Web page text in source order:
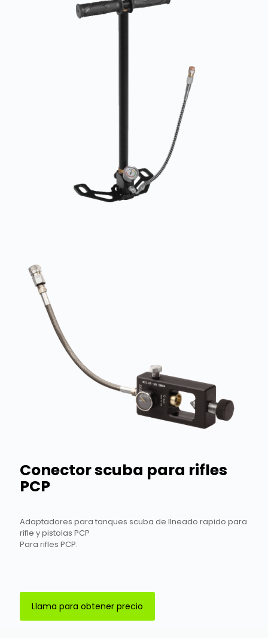
Conector scuba para rifles
PCP
Adaptadores para tanques scuba de llneado rapido para
rifle y pistolas PCP
Para rifles PCP.
Llama para obtener precio